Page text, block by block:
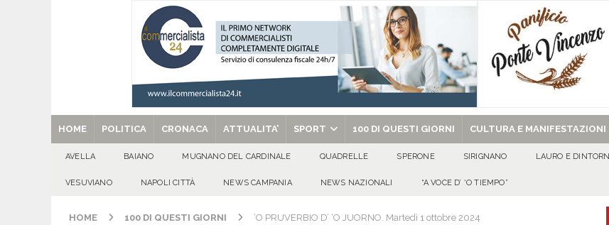
[ 29/08/2025 ] SANT’Oggi. Venerdì 29 agosto la chiesa celebra il Martirio di san Giovanni Battista e santa Sabina
HOME POLITICA CRONACA ATTUALITA’ SPORT 100 DI QUESTI GIORNI CULTURA E MANIFESTAZIONI
AVELLA BAIANO MUGNANO DEL CARDINALE QUADRELLE SPERONE SIRIGNANO LAURO E DINTORNI
VESUVIANO NAPOLI CITTÀ NEWS CAMPANIA NEWS NAZIONALI “A VOCE D’ ‘O TIEMPO”
HOME 100 DI QUESTI GIORNI ‘O PRUVERBIO D’ ‘O JUORNO. Martedì 1 ottobre 2024